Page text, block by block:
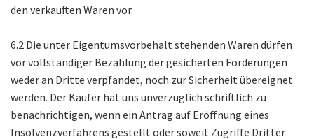
den verkauften Waren vor.
6.2 Die unter Eigentumsvorbehalt stehenden Waren dürfen
vor vollständiger Bezahlung der gesicherten Forderungen
weder an Dritte verpfändet, noch zur Sicherheit übereignet
werden. Der Käufer hat uns unverzüglich schriftlich zu
benachrichtigen, wenn ein Antrag auf Eröffnung eines
Insolvenzverfahrens gestellt oder soweit Zugriffe Dritter